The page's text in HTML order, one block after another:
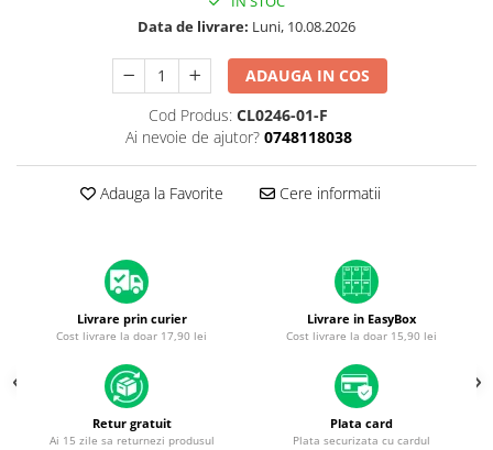
A3240 (M4 13” 2025)
A1278 (Unibody 13” 2009-2012)
A1286 (Unibody 15” 2008-2012)
A1297 (Unibody 17” 2009-2011)
MacBook
A1342 (Unibody 13” 2009-2010)
Piese & Accesorii iPhone
iPhone 16 Pro Max
iPhone 16 Pro
iPhone 15 Pro Max
iPhone 16 Plus
Data de livrare: Luni, 10.08.2026
ADAUGA IN COS
Cod Produs: CL0246-01-F
Ai nevoie de ajutor? 0748118038
Adauga la Favorite Cere informatii
Livrare prin curier
Cost livrare la doar 17,90 lei
Livrare in EasyBox
Cost livrare la doar 15,90 lei
Retur gratuit
Ai 15 zile sa returnezi produsul
Plata card
Plata securizata cu cardul